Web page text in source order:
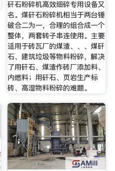
矸石粉碎机高效细碎专用设备又
名。煤矸石粉碎机相当于两台锤
破合二为一，合理的组合成一个
整体，两套转子串连使用。主要
适用于砖瓦厂的煤渣、、、煤矸
石、建筑垃圾等物料粉碎，解决
了用矸石、煤渣作砖厂添加料、
内燃料；用矸石、页岩生产标
砖、高湿物料粉碎的难题。